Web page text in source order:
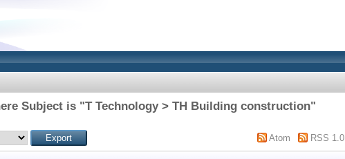
Subject is "T Technology > TH Building construction"
Atom RSS 1.0